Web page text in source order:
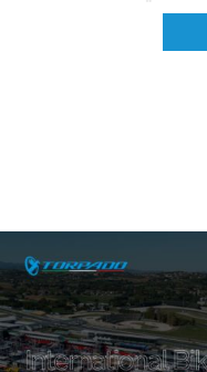
IBF sta per...
17 1